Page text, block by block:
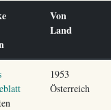
Von
Land
1953
Österreich